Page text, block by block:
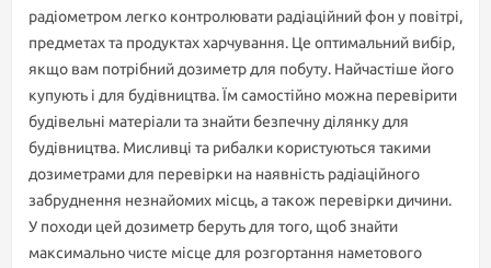
радіометром легко контролювати радіаційний фон у повітрі,
предметах та продуктах харчування. Це оптимальний вибір,
якщо вам потрібний дозиметр для побуту. Найчастіше його
купують і для будівництва. Їм самостійно можна перевірити
будівельні матеріали та знайти безпечну ділянку для
будівництва. Мисливці та рибалки користуються такими
дозиметрами для перевірки на наявність радіаційного
забруднення незнайомих місць, а також перевірки дичини.
У походи цей дозиметр беруть для того, щоб знайти
максимально чисте місце для розгортання наметового